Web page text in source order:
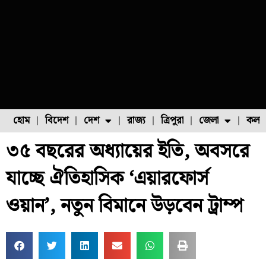
হোম বিদেশ দেশ
ফুল চাষ ফল চাষ মাছ চাষ পোল্ট্রি চাষ
রাজ্য ত্রিপুরা জেলা
উত্তর ২৪ পরগনা
৩৫ বছরের অধ্যায়ের ইতি, অবসরে
যাচ্ছে ঐতিহাসিক ‘এয়ারফোর্স
ওয়ান’, নতুন বিমানে উড়বেন ট্রাম্প